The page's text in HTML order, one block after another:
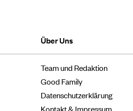
Über Uns
Team und Redaktion
Good Family
Datenschutzerklärung
Kontakt & Impressum